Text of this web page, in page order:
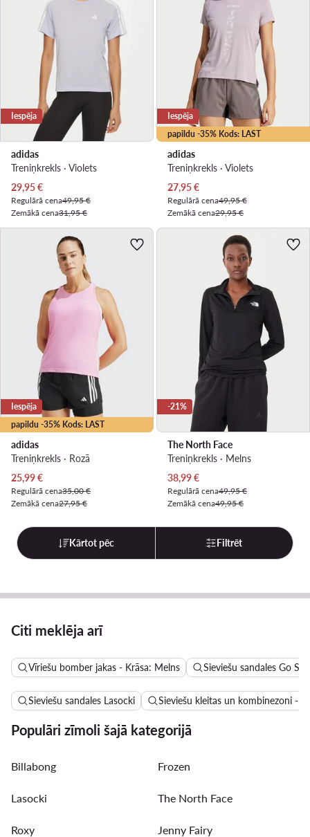
Iespēja
adidas
Treniņkrekls · Violets
Pašreizējā cena
29,95€
Regulārā cena49,95 €
Zemākā cena31,95 €
papildu -35% Kods: LAST
Iespēja
adidas
Treniņkrekls · Violets
Pašreizējā cena
27,95€
Regulārā cena49,95 €
Zemākā cena29,95 €
papildu -35% Kods: LAST
Iespēja
adidas
Treniņkrekls · Rozā
Pašreizējā cena
25,99€
Regulārā cena35,00 €
Zemākā cena27,95 €
-21%
The North Face
Treniņkrekls · Melns
Pašreizējā cena
38,99€
Regulārā cena49,95 €
Zemākā cena49,95 €
Kārtot pēc Filtrēt
Citi meklēja arī
Vīriešu bomber jakas - Krāsa: Melns Sieviešu sandales Go
Sieviešu sandales Lasocki Sieviešu kleitas un kombinezoni -
Populāri zīmoli šajā kategorijā
Billabong Frozen
Lasocki The North Face
Roxy Jenny Fairy